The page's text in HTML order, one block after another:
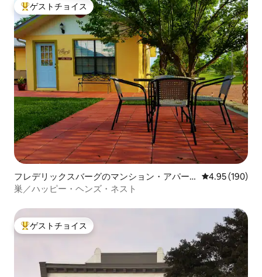
大好評のゲストチョイスです。
ゲストチョイス
フレデリックスバーグのマンション・アパー
ト
レビュー190
4.95 (190)
巣／ハッピー・ヘンズ・ネスト
大好評のゲストチョイスです。
ゲストチョイス